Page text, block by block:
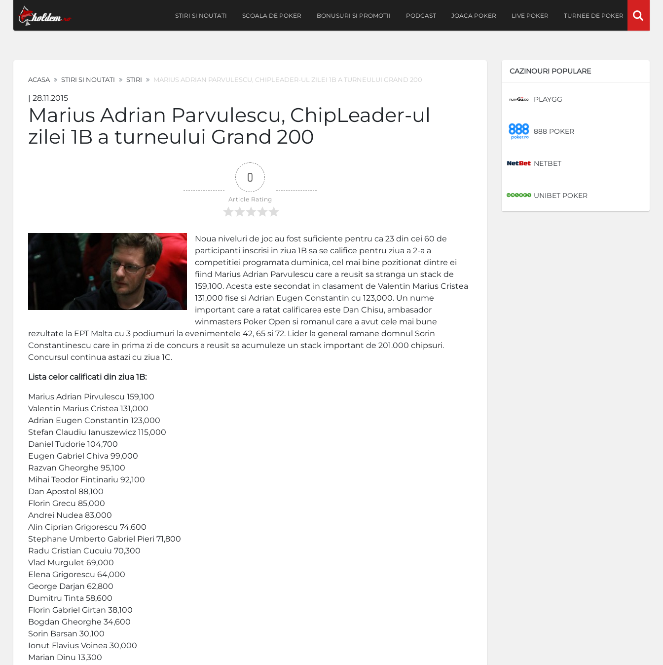
STIRI SI NOUTATI SCOALA DE POKER BONUSURI SI PROMOTII PODCAST JOACA POKER LIVE POKER TURNEE DE POKER
ACASA STIRI SI NOUTATI STIRI MARIUS ADRIAN PARVULESCU, CHIPLEADER-UL ZILEI 1B A TURNEULUI GRAND 200
| 28.11.2015
Marius Adrian Parvulescu, ChipLeader-ul
zilei 1B a turneului Grand 200
0
Article Rating
Noua niveluri de joc au fost suficiente pentru ca 23 din cei 60 de
participanti inscrisi in ziua 1B sa se califice pentru ziua a 2-a a
competitiei programata duminica, cel mai bine pozitionat dintre ei
fiind Marius Adrian Parvulescu care a reusit sa stranga un stack de
159,100. Acesta este secondat in clasament de Valentin Marius Cristea
131,000 fise si Adrian Eugen Constantin cu 123,000. Un nume
important care a ratat calificarea este Dan Chisu, ambasador
winmasters Poker Open si romanul care a avut cele mai bune
rezultate la EPT Malta cu 3 podiumuri la evenimentele 42, 65 si 72. Lider la general ramane domnul Sorin
Constantinescu care in prima zi de concurs a reusit sa acumuleze un stack important de 201.000 chipsuri.
Concursul continua astazi cu ziua 1C.
Lista celor calificati din ziua 1B:
Marius Adrian Pirvulescu 159,100
Valentin Marius Cristea 131,000
Adrian Eugen Constantin 123,000
Stefan Claudiu Ianuszewicz 115,000
Daniel Tudorie 104,700
Eugen Gabriel Chiva 99,000
Razvan Gheorghe 95,100
Mihai Teodor Fintinariu 92,100
Dan Apostol 88,100
Florin Grecu 85,000
Andrei Nudea 83,000
Alin Ciprian Grigorescu 74,600
Stephane Umberto Gabriel Pieri 71,800
Radu Cristian Cucuiu 70,300
Vlad Murgulet 69,000
Elena Grigorescu 64,000
George Darjan 62,800
Dumitru Tinta 58,600
Florin Gabriel Girtan 38,100
Bogdan Gheorghe 34,600
Sorin Barsan 30,100
Ionut Flavius Voinea 30,000
Marian Dinu 13,300
CAZINOURI POPULARE
PLAYGG
888 POKER
NETBET
UNIBET POKER